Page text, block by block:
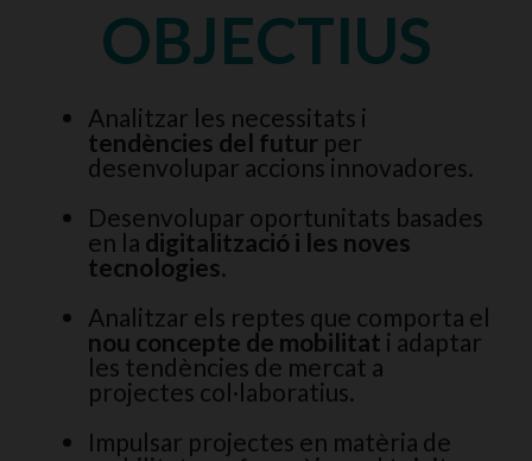
OBJECTIUS
Analitzar les necessitats i
tendències del futurper
desenvolupar accions innovadores.
Desenvolupar oportunitats basades
en la digitalització i les noves
tecnologies.
Analitzar els reptes que comporta el
nou concepte de mobilitat i adaptar
les tendències de mercat a
projectes col·laboratius.
Impulsar projectes en matèria de